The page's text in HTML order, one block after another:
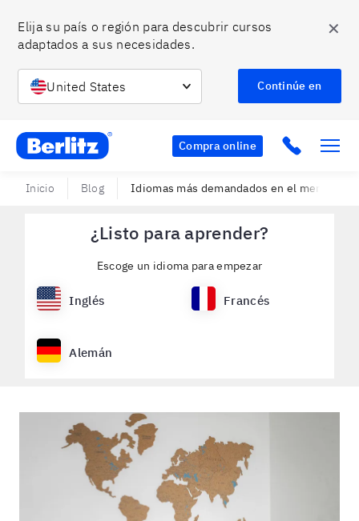
Elija su país o región para descubrir cursos
adaptados a sus necesidades.
United States Continúe en
✕
Berlitz CO Compra online Click to
Inicio Blog Idiomas más demandados en el mercado
¿Listo para aprender?
Escoge un idioma para empezar
Inglés Francés
Alemán